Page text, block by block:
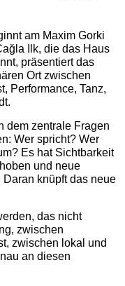
am Maxim Gorki
Ilk, die das Haus
präsentiert das
Ort zwischen
Performance, Tanz,
dem zentrale Fragen
Wer spricht? Wer
Es hat Sichtbarkeit
und neue
knüpft das neue
das nicht
zwischen
zwischen lokal und
an diesen